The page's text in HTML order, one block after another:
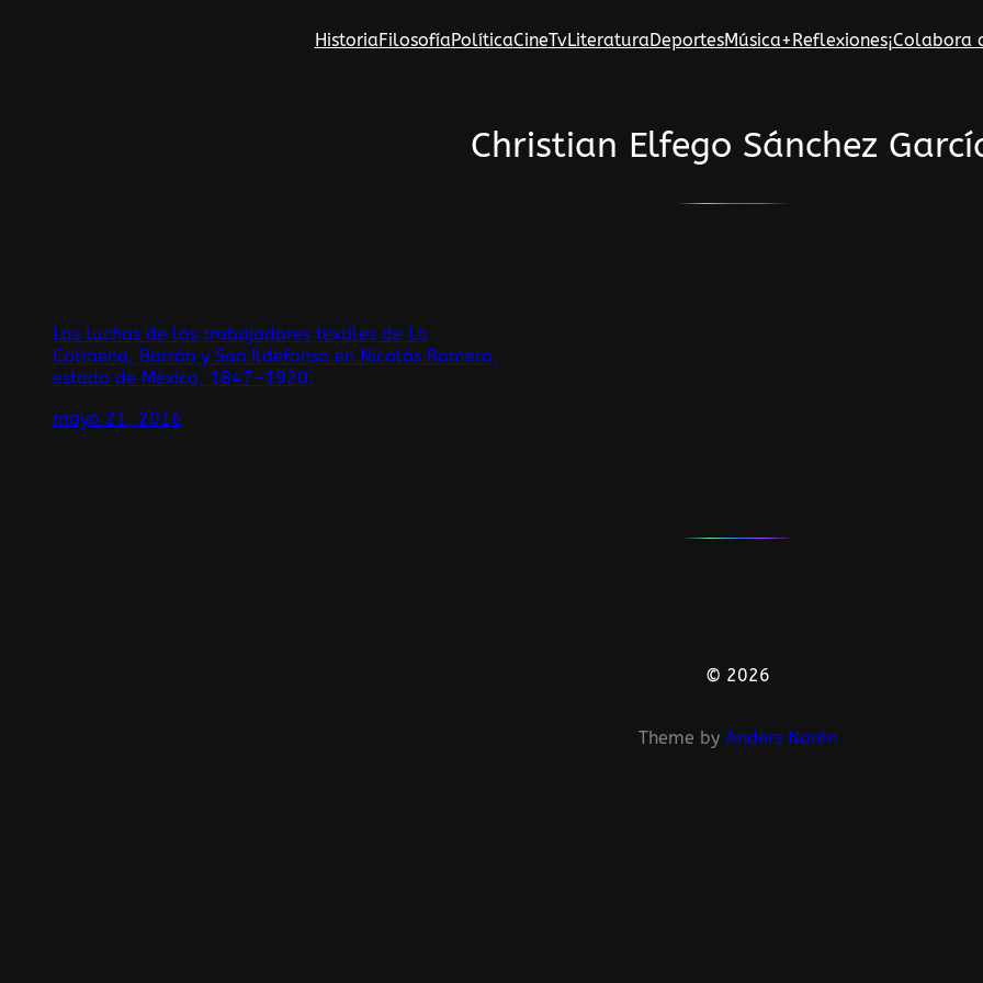
HistoriaFilosofíaPolíticaCineTvLiteraturaDeportesMúsica+Reflexiones¡Colabora
Christian Elfego Sánchez
Las luchas de los trabajadores textiles de La
Colmena, Barrón y San Ildefonso en Nicolás Romero,
estado de México, 1847-1920.
mayo 21, 2016
© 2026
Theme by Anders Norén